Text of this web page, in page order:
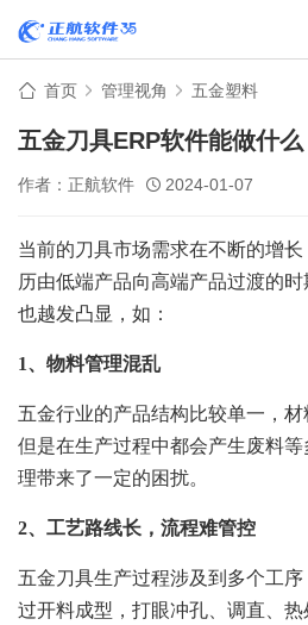
首页 管理视角 五金塑料
五金刀具ERP软件能做什么
作者：正航软件 2024-01-07
当前的刀具市场需求在不断的增
历由低端产品向高端产品过渡的
也越发凸显，如：
1、物料管理混乱
五金行业的产品结构比较单一，材
但是在生产过程中都会产生废料
理带来了一定的困扰。
2、工艺路线长，流程难管控
五金刀具生产过程涉及到多个工
过开料成型，打眼冲孔、调直、